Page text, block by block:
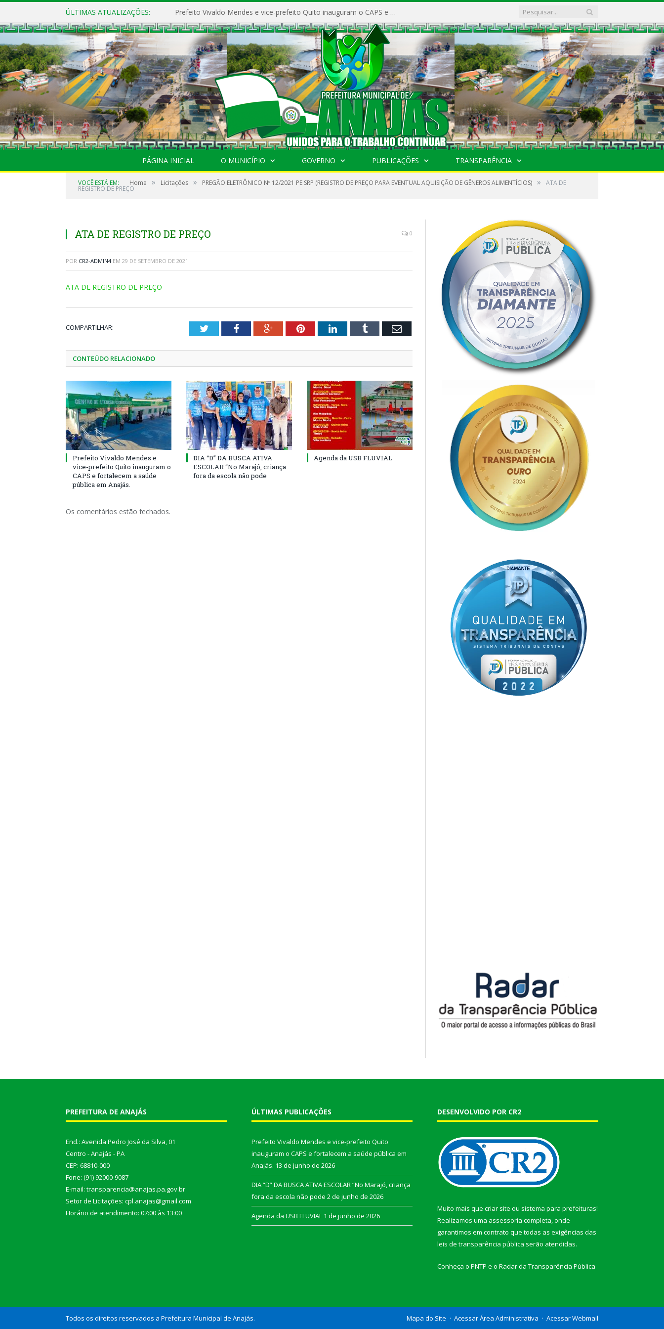
ÚLTIMAS ATUALIZAÇÕES: Prefeito Vivaldo Mendes e vice-prefeito Quito inauguram o CAPS e fortalecem a saúde pública em Anajás.
PÁGINA INICIAL O MUNICÍPIO GOVERNO PUBLICAÇÕES TRANSPARÊNCIA
VOCÊ ESTÁ EM: Home » Licitações » PREGÃO ELETRÔNICO Nº 12/2021 PE SRP (REGISTRO DE PREÇO PARA EVENTUAL AQUISIÇÃO DE GÊNEROS ALIMENTÍCIOS) » ATA DE
REGISTRO DE PREÇO
ATA DE REGISTRO DE PREÇO 0
POR CR2-ADMIN4 EM 29 DE SETEMBRO DE 2021
ATA DE REGISTRO DE PREÇO
COMPARTILHAR: TwitterFacebookGoogle+PinterestLinkedInTumblr Email
CONTEÚDO RELACIONADO
Prefeito Vivaldo Mendes e
vice-prefeito Quito inauguram o
CAPS e fortalecem a saúde
pública em Anajás.
DIA “D” DA BUSCA ATIVA
ESCOLAR “No Marajó, criança
fora da escola não pode
Agenda da USB FLUVIAL
Os comentários estão fechados.
PREFEITURA DE ANAJÁS
End.: Avenida Pedro José da Silva, 01
Centro - Anajás - PA
CEP: 68810-000
Fone: (91) 92000-9087
E-mail: transparencia@anajas.pa.gov.br
Setor de Licitações: cpl.anajas@gmail.com
Horário de atendimento: 07:00 às 13:00
ÚLTIMAS PUBLICAÇÕES
Prefeito Vivaldo Mendes e vice-prefeito Quito
inauguram o CAPS e fortalecem a saúde pública em
Anajás. 13 de junho de 2026
DIA “D” DA BUSCA ATIVA ESCOLAR “No Marajó, criança
fora da escola não pode 2 de junho de 2026
Agenda da USB FLUVIAL 1 de junho de 2026
DESENVOLVIDO POR CR2
Muito mais que criar site ou sistema para prefeituras!
Realizamos uma assessoria completa, onde
garantimos em contrato que todas as exigências das
leis de transparência pública serão atendidas.
Conheça o PNTP e o Radar da Transparência Pública
Todos os direitos reservados a Prefeitura Municipal de Anajás. Mapa do Site Acessar Área Administrativa Acessar Webmail